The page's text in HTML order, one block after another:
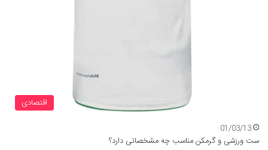
اقتصادی
01/03/13
ست ورزشی و گرمکن مناسب چه مشخصاتی دارد؟